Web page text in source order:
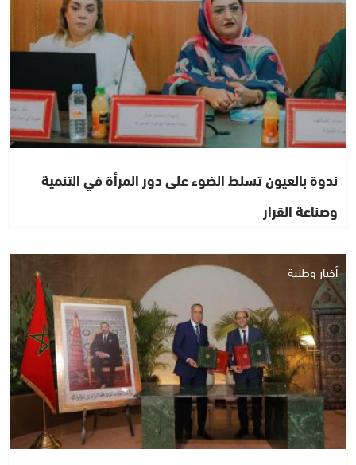
ندوة بالعيون تسلط الضوء على دور المرأة في التنمية
وصناعة القرار
أخبار وطنية